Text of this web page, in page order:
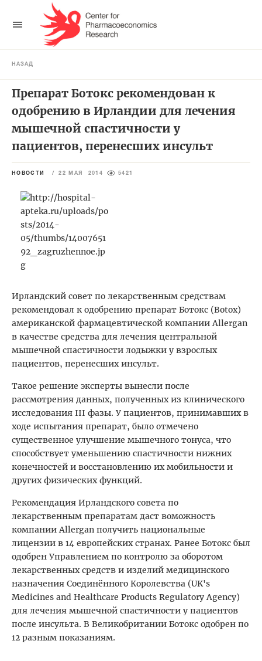
НАЗАД
Препарат Ботокс рекомендован к
одобрению в Ирландии для лечения
мышечной спастичности у
пациентов, перенесших инсульт
НОВОСТИ / 22 МАЯ 2014 5421
Ирландский совет по лекарственным средствам
рекомендовал к одобрению препарат Ботокс (Botox)
американской фармацевтической компании Allergan
в качестве средства для лечения центральной
мышечной спастичности лодыжки у взрослых
пациентов, перенесших инсульт.
Такое решение эксперты вынесли после
рассмотрения данных, полученных из клинического
исследования III фазы. У пациентов, принимавших в
ходе испытания препарат, было отмечено
существенное улучшение мышечного тонуса, что
способствует уменьшению спастичности нижних
конечностей и восстановлению их мобильности и
других физических функций.
Рекомендация Ирландского совета по
лекарственным препаратам даст воможность
компании Allergan получить национальные
лицензии в 14 европейских странах. Ранее Ботокс был
одобрен Управлением по контролю за оборотом
лекарственных средств и изделий медицинского
назначения Соединённого Королевства (UK's
Medicines and Healthcare Products Regulatory Agency)
для лечения мышечной спастичности у пациентов
после инсульта. В Великобритании Ботокс одобрен по
12 разным показаниям.